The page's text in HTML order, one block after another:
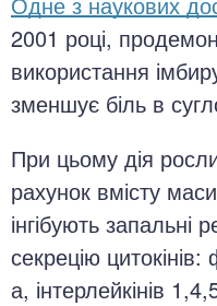
2001 році,
використання
зменшує біль в
При цьому дія
рахунок вмісту
інгібують запальні
секрецію
а, інтерлейкінів